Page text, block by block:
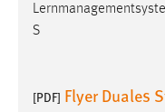
S
[PDF] Flyer Duales